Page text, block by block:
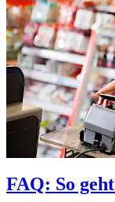
FAQ: So